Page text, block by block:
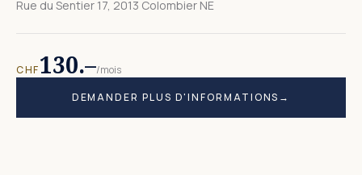
Rue du Sentier 17, 2013 Colombier NE
CHF130.–/mois
DEMANDER PLUS D'INFORMATIONS →
1PHOTO· CLIQUER POUR AGRANDIR